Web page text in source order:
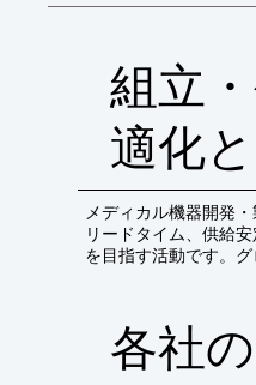
組立
適化
メディカル機器開発
リードタイム、供給
を目指す活動です。
ードアップといった
各社